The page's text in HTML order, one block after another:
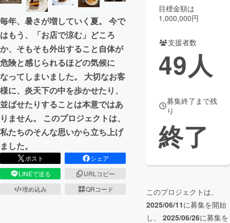
CAMPFIREふるさと納税
コミュニティ
毎年、暑さが増していく夏。 今で
はもう、「お店で涼む」どころ
か、そもそも外出すること自体が
危険と感じられるほどの気候に
なってしまいました。 大切なお客
様に、炎天下の中を歩かせたり、
並ばせたりすることは本意ではあ
りません。 このプロジェクトは、
私たちのそんな思いから立ち上げ
ました。
ポスト
シェア
LINEで送る
URLコピー
埋め込み
QRコード
目標金額は
1,000,000円
支援者数
49人
募集終了まで残
り
終了
このプロジェクトは、
2025/06/11に募集を開始
し、 2025/06/26に募集を